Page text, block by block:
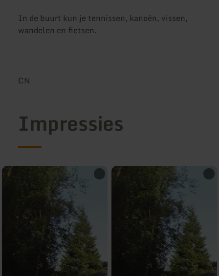
In de buurt kun je tennissen, kanoën, vissen,
wandelen en fietsen.
CN
Impressies